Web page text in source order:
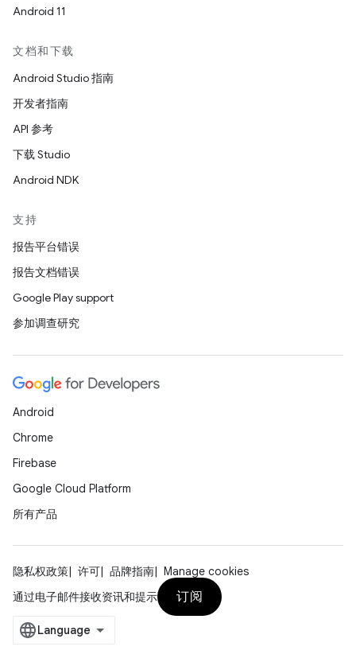
Android 11
文档和下载
Android Studio 指南
开发者指南
API 参考
下载 Studio
Android NDK
支持
报告平台错误
报告文档错误
Google Play support
参加调查研究
Android
Chrome
Firebase
Google Cloud Platform
所有产品
隐私权政策 许可 品牌指南
Manage cookies
通过电子邮件接收资讯和提示
订阅